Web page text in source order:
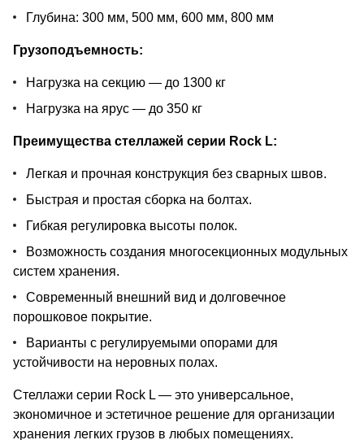
Глубина: 300 мм, 500 мм, 600 мм, 800 мм
Грузоподъемность:
Нагрузка на секцию — до 1300 кг
Нагрузка на ярус — до 350 кг
Преимущества стеллажей серии Rock L:
Легкая и прочная конструкция без сварных швов.
Быстрая и простая сборка на болтах.
Гибкая регулировка высоты полок.
Возможность создания многосекционных модульных
систем хранения.
Современный внешний вид и долговечное
порошковое покрытие.
Варианты с регулируемыми опорами для
устойчивости на неровных полах.
Стеллажи серии Rock L — это универсальное,
экономичное и эстетичное решение для организации
хранения легких грузов в любых помещениях.